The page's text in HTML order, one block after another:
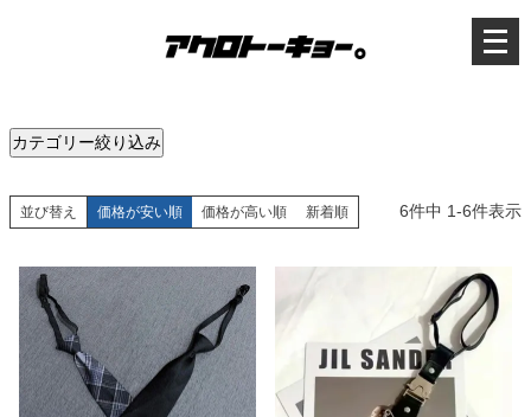
カテゴリー絞り込み
並び替え 価格が安い順 価格が高い順 新着順 6件中 1-6件表示